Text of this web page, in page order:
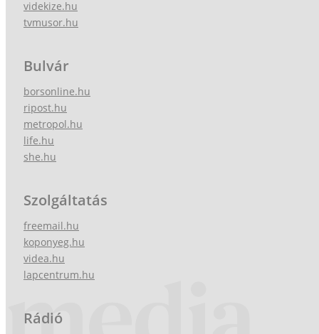
videkize.hu
tvmusor.hu
Bulvár
borsonline.hu
ripost.hu
metropol.hu
life.hu
she.hu
Szolgáltatás
freemail.hu
koponyeg.hu
videa.hu
lapcentrum.hu
Rádió